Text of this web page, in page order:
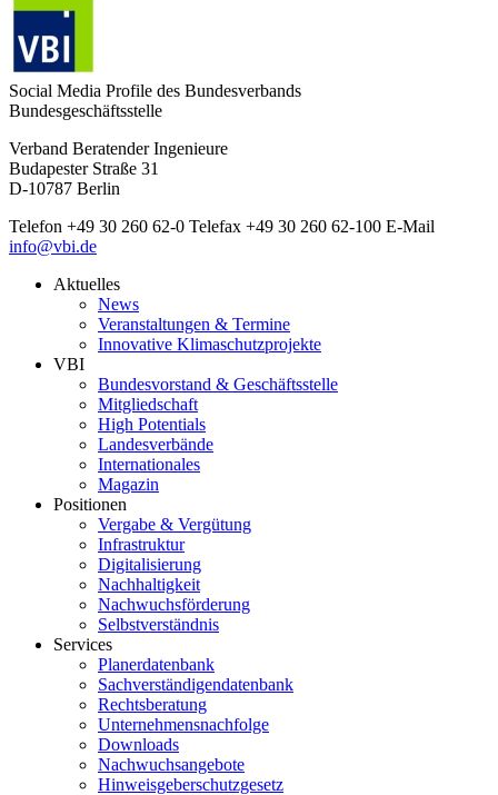
Social Media Profile des Bundesverbands
Bundesgeschäftsstelle
Verband Beratender Ingenieure
Budapester Straße 31
D-10787 Berlin
Telefon +49 30 260 62-0 Telefax +49 30 260 62-100 E-Mail
info@vbi.de
Aktuelles
News
Veranstaltungen & Termine
Innovative Klimaschutzprojekte
VBI
Bundesvorstand & Geschäftsstelle
Mitgliedschaft
High Potentials
Landesverbände
Internationales
Magazin
Positionen
Vergabe & Vergütung
Infrastruktur
Digitalisierung
Nachhaltigkeit
Nachwuchsförderung
Selbstverständnis
Services
Planerdatenbank
Sachverständigendatenbank
Rechtsberatung
Unternehmensnachfolge
Downloads
Nachwuchsangebote
Hinweisgeberschutzgesetz